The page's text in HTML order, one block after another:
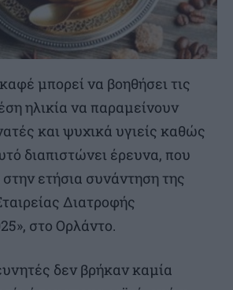
μπορεί να βοηθήσει τις
ηλικία να παραμείνουν
και ψυχικά υγιείς καθώς
διαπιστώνει έρευνα, που
ετήσια συνάντηση της
Διατροφής
στο Ορλάντο.
δεν βρήκαν καμία